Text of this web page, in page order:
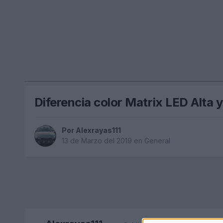
Diferencia color Matrix LED Alta
Por Alexrayas111
13 de Marzo del 2019 en General